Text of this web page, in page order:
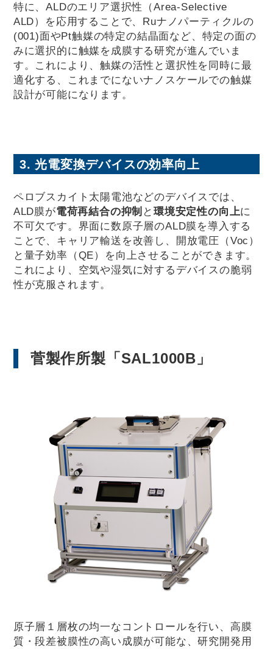
特に、ALDのエリア選択性（Area-Selective
ALD）を応用することで、Ruナノパーティクルの
(001)面やPt触媒の特定の結晶面など、特定の面の
みに選択的に触媒を成膜する研究が進んでいま
す。これにより、触媒の活性と選択性を同時に最
適化する、これまでにないナノスケールでの触媒
設計が可能になります。
3. 光電変換デバイスの効率向上
ペロブスカイト太陽電池などのデバイスでは、
ALD膜が電荷再結合の抑制 と環境安定性の向上に
不可欠です。界面に数原子層のALD膜を導入する
ことで、キャリア輸送を改善し、開放電圧（Voc​）
と量子効率（QE）を向上させることができます。
これにより、空気や湿気に対するデバイスの脆弱
性が克服されます。
菅製作所製「SAL1000B」
原子層１層枚の均一なコントロールを行い、高膜
質・段差被膜性の高い成膜が可能な、研究開発用